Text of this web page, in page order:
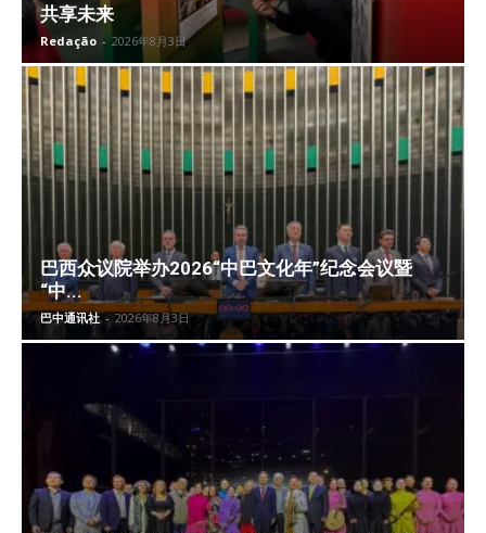
共享未来
Redação - 2026年8月3日
巴西众议院举办2026“中巴文化年”纪念会议暨
“中...
巴中通讯社 - 2026年8月3日